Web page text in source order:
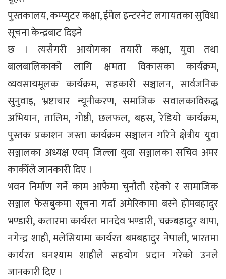
पुस्तकालय, कम्प्युटर कक्षा, ईमेल इन्टरनेट लगायतका सुविधा
सूचना केन्द्रबाट दिइने
छ । त्यसैगरी आयोगका तयारी कक्षा, युवा तथा
बालबालिकाको लागि क्षमता विकासका कार्यक्रम,
व्यवसायमूलक कार्यक्रम, सहकारी सञ्चालन, सार्वजनिक
सुनुवाइ, भ्रष्टाचार न्यूनीकरण, समाजिक सवालकाविरुद्ध
अभियान, तालिम, गोष्ठी, छलफल, बहस, रेडियो कार्यक्रम,
पुस्तक प्रकाशन जस्ता कार्यक्रम सञ्चालन गरिने क्षेत्रीय युवा
सञ्जालका अध्यक्ष एवम् जिल्ला युवा सञ्जालका सचिव अमर
कार्कीले जानकारी दिए ।
भवन निर्माण गर्ने काम आफैमा चुनौती रहेको र सामाजिक
सञ्जाल फेसबुकमा सूचना गर्दा अमेरिकामा बस्ने होमबहादुर
भण्डारी, कतारमा कार्यरत मानदेव भण्डारी, चक्रबहादुर थापा,
नगेन्द्र शाही, मलेसियामा कार्यरत बमबहादुर नेपाली, भारतमा
कार्यरत घनश्याम शाहीले सहयोग प्रदान गरेको उनले
जानकारी दिए ।